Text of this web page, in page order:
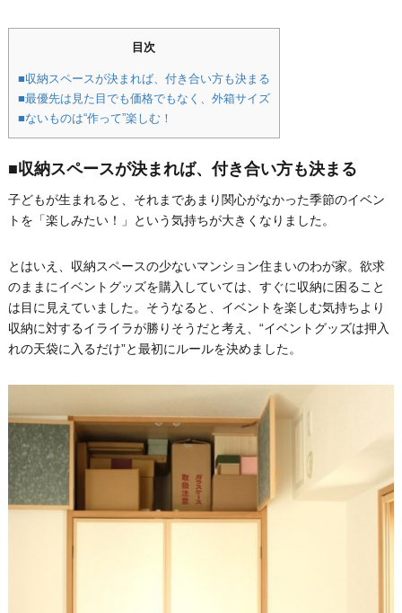
目次
■収納スペースが決まれば、付き合い方も決まる
■最優先は見た目でも価格でもなく、外箱サイズ
■ないものは“作って”楽しむ！
■収納スペースが決まれば、付き合い方も決まる
子どもが生まれると、それまであまり関心がなかった季節のイベン
トを「楽しみたい！」という気持ちが大きくなりました。
とはいえ、収納スペースの少ないマンション住まいのわが家。欲求
のままにイベントグッズを購入していては、すぐに収納に困ること
は目に見えていました。そうなると、イベントを楽しむ気持ちより
収納に対するイライラが勝りそうだと考え、“イベントグッズは押入
れの天袋に入るだけ”と最初にルールを決めました。